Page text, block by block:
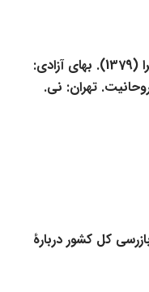
و رودی، زهرا (1379). بهای آزادی:
تهران: نی.
کل کشور دربارۀ